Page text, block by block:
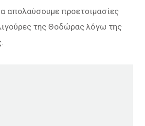
απολαύσουμε προετοιμασίες
της Θοδώρας λόγω της